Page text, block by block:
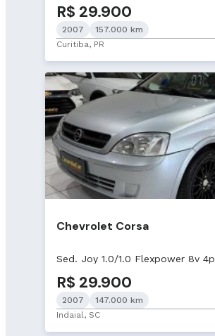
R$ 29.900
2007
157.000 km
Curitiba, PR
Chevrolet Corsa
Sed. Joy 1.0/1.0 Flexpower 8v 4p
R$ 29.900
2007
147.000 km
Indaial, SC